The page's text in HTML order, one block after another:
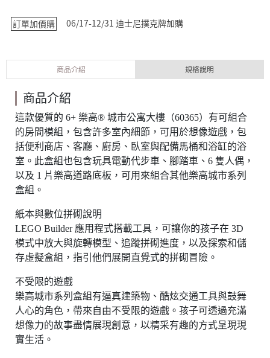
訂單加價購 06/17-12/31 迪士尼撲克牌加購
商品介紹 規格說明
商品介紹
這款優質的 6+ 樂高® 城市公寓大樓（60365）有可組合
的房間模組，包含許多室內細節，可用於想像遊戲，包
括便利商店、客廳、廚房、臥室與配備馬桶和浴缸的浴
室。此盒組也包含玩具電動代步車、腳踏車、6 隻人偶，
以及 1 片樂高道路底板，可用來組合其他樂高城市系列
盒組。
紙本與數位拼砌說明
LEGO Builder 應用程式搭載工具，可讓你的孩子在 3D
模式中放大與旋轉模型、追蹤拼砌進度，以及探索和儲
存虛擬盒組，指引他們展開直覺式的拼砌冒險。
不受限的遊戲
樂高城市系列盒組有逼真建築物、酷炫交通工具與鼓舞
人心的角色，帶來自由不受限的遊戲。孩子可透過充滿
想像力的故事盡情展現創意，以精采有趣的方式呈現現
實生活。